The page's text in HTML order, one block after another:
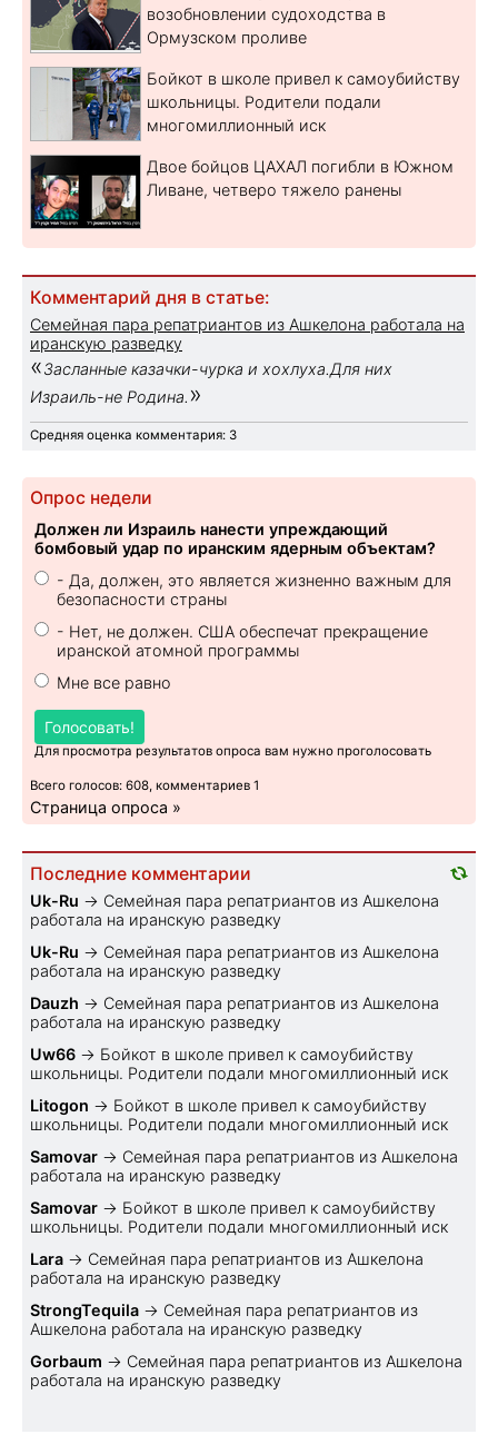
возобновлении судоходства в
Ормузском проливе
Бойкот в школе привел к самоубийству
школьницы. Родители подали
многомиллионный иск
Двое бойцов ЦАХАЛ погибли в Южном
Ливане, четверо тяжело ранены
Комментарий дня в статье:
Семейная пара репатриантов из Ашкелона работала на
иранскую разведку
«Засланные казачки-чурка и хохлуха.Для них
Израиль-не Родина. »
Средняя оценка комментария: 3
Опрос недели
Должен ли Израиль нанести упреждающий
бомбовый удар по иранским ядерным объектам?
- Да, должен, это является жизненно важным для
безопасности страны
- Нет, не должен. США обеспечат прекращение
иранской атомной программы
Мне все равно
Голосовать!
Для просмотра результатов опроса вам нужно проголосовать
Всего голосов: 608, комментариев 1
Страница опроса »
Последние комментарии
Uk-Ru → Семейная пара репатриантов из Ашкелона
работала на иранскую разведку
Uk-Ru → Семейная пара репатриантов из Ашкелона
работала на иранскую разведку
Dauzh → Семейная пара репатриантов из Ашкелона
работала на иранскую разведку
Uw66 → Бойкот в школе привел к самоубийству
школьницы. Родители подали многомиллионный иск
Litogon → Бойкот в школе привел к самоубийству
школьницы. Родители подали многомиллионный иск
Samovar → Семейная пара репатриантов из Ашкелона
работала на иранскую разведку
Samovar → Бойкот в школе привел к самоубийству
школьницы. Родители подали многомиллионный иск
Lara → Семейная пара репатриантов из Ашкелона
работала на иранскую разведку
StrongTequila → Семейная пара репатриантов из
Ашкелона работала на иранскую разведку
Gorbaum → Семейная пара репатриантов из Ашкелона
работала на иранскую разведку